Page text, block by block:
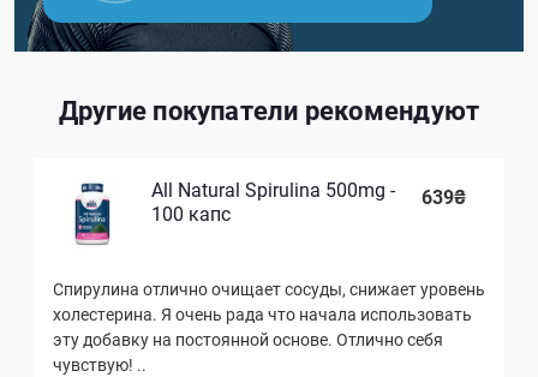
Другие покупатели рекомендуют
All Natural Spirulina 500mg -
100 капс
639₴
Спирулина отлично очищает сосуды, снижает уровень
холестерина. Я очень рада что начала использовать
эту добавку на постоянной основе. Отлично себя
чувствую! ..